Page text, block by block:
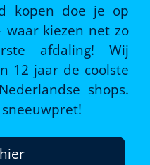
kopen doe je op
waar kiezen net zo
afdaling! Wij
12 jaar de coolste
shops.